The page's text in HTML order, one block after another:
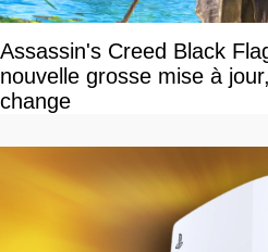
Assassin's Creed Black
nouvelle grosse mise à
change